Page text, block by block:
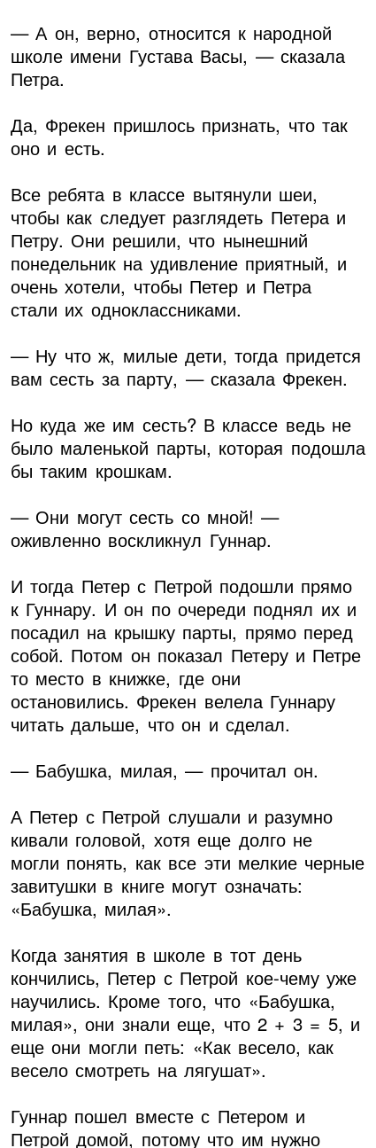
— А он, верно, относится к народной
школе имени Густава Васы, — сказала
Петра.
Да, Фрекен пришлось признать, что так
оно и есть.
Все ребята в классе вытянули шеи,
чтобы как следует разглядеть Петера и
Петру. Они решили, что нынешний
понедельник на удивление приятный, и
очень хотели, чтобы Петер и Петра
стали их одноклассниками.
— Ну что ж, милые дети, тогда придется
вам сесть за парту, — сказала Фрекен.
Но куда же им сесть? В классе ведь не
было маленькой парты, которая подошла
бы таким крошкам.
— Они могут сесть со мной! —
оживленно воскликнул Гуннар.
И тогда Петер с Петрой подошли прямо
к Гуннару. И он по очереди поднял их и
посадил на крышку парты, прямо перед
собой. Потом он показал Петеру и Петре
то место в книжке, где они
остановились. Фрекен велела Гуннару
читать дальше, что он и сделал.
— Бабушка, милая, — прочитал он.
А Петер с Петрой слушали и разумно
кивали головой, хотя еще долго не
могли понять, как все эти мелкие черные
завитушки в книге могут означать:
«Бабушка, милая».
Когда занятия в школе в тот день
кончились, Петер с Петрой кое-чему уже
научились. Кроме того, что «Бабушка,
милая», они знали еще, что 2 + 3 = 5, и
еще они могли петь: «Как весело, как
весело смотреть на лягушат».
Гуннар пошел вместе с Петером и
Петрой домой, потому что им нужно